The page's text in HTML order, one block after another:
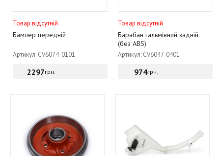
Товар відсутній
Бампер передній
Артикул: CV6074-0101
2297грн.
Товар відсутній
Барабан гальмівний задній
(без ABS)
Артикул: CV6047-0401
974грн.